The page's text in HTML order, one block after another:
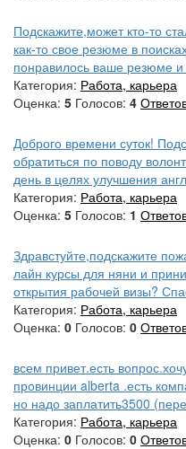
Подскажите,может кто-то
как-то свое резюме в
понравилось ваше резюме
Категория: Работа, карьера
Оценка: 5 Голосов: 4
Доброго времени суток!
обратиться по поводу
день в целях улучшения
Категория: Работа, карьера
Оценка: 5 Голосов: 1
Здравстуйте,подскажите
лайн курсы для няни и
открытия рабочей визы?
Категория: Работа, карьера
Оценка: 0 Голосов: 0
всем привет.есть
провинции alberta .есть
но надо заплатить3500
Категория: Работа, карьера
Оценка: 0 Голосов: 0